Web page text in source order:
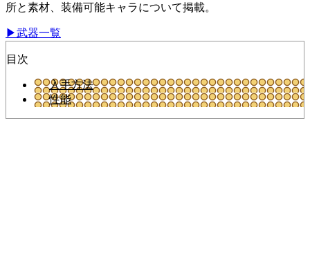
所と素材、装備可能キャラについて掲載。
▶武器一覧
目次
入手方法
性能